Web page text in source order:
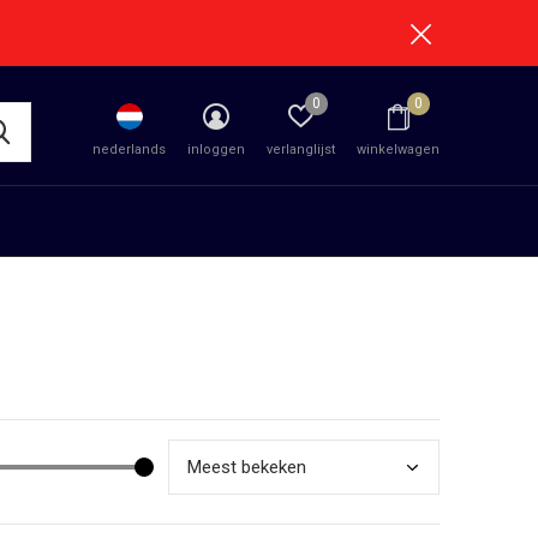
nederlands inloggen verlanglijst
0
winkelwagen
0